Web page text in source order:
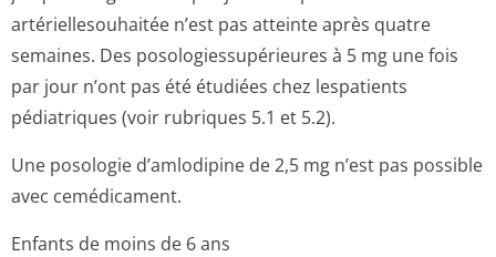
artériellesouhaitée n’est pas atteinte après quatre
semaines. Des posologiessupé­rieures à 5 mg une fois
par jour n’ont pas été étudiées chez lespatients
pédiatriques (voir rubriques 5.1 et 5.2).
Une posologie d’amlodipine de 2,5 mg n’est pas possible
avec cemédicament.
Enfants de moins de 6 ans